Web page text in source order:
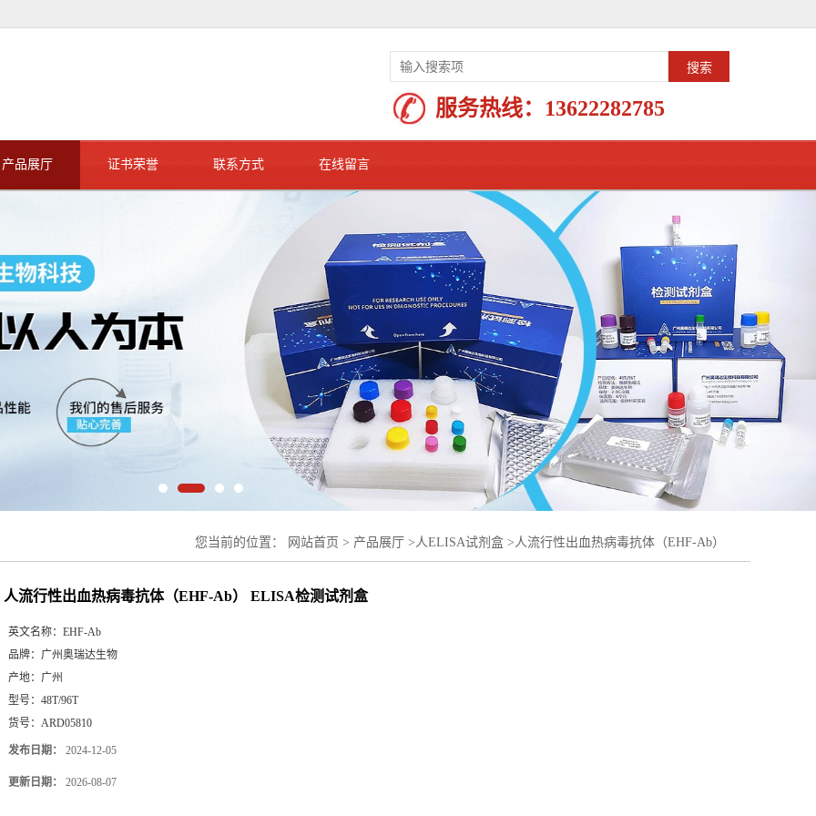
服务热线： 13622282785
产品展厅 证书荣誉 联系方式 在线留言
您当前的位置： 网站首页 > 产品展厅 > 人ELISA试剂盒 > 人流行性出血热病毒抗体（EHF-Ab）
人流行性出血热病毒抗体（EHF-Ab） ELISA检测试剂盒
英文名称： EHF-Ab
品牌： 广州奥瑞达生物
产地： 广州
型号： 48T/96T
货号： ARD05810
发布日期： 2024-12-05
更新日期： 2026-08-07